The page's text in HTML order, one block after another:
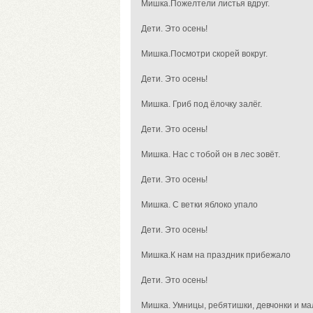
Мишка.Пожелтели листья вдруг.
Дети. Это осень!
Мишка.Посмотри скорей вокруг.
Дети. Это осень!
Мишка. Гриб под ёлочку залёг.
Дети. Это осень!
Мишка. Нас с тобой он в лес зовёт.
Дети. Это осень!
Мишка. С ветки яблоко упало
Дети. Это осень!
Мишка.К нам на праздник прибежало
Дети. Это осень!
Мишка. Умницы, ребятишки, девчонки и